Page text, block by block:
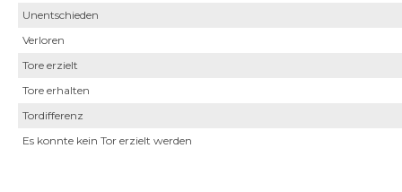
Unentschieden
Verloren
Tore erzielt
Tore erhalten
Tordifferenz
Es konnte kein Tor erzielt werden